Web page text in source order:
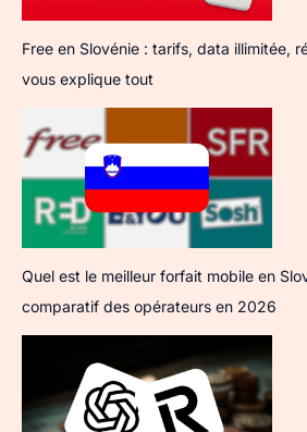
Free en Slovénie : tarifs, data illimitée,
vous explique tout
Quel est le meilleur forfait mobile en
comparatif des opérateurs en 2026